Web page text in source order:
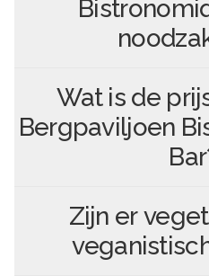
Wat is de
Bergpaviljoen
Bar
Zijn er